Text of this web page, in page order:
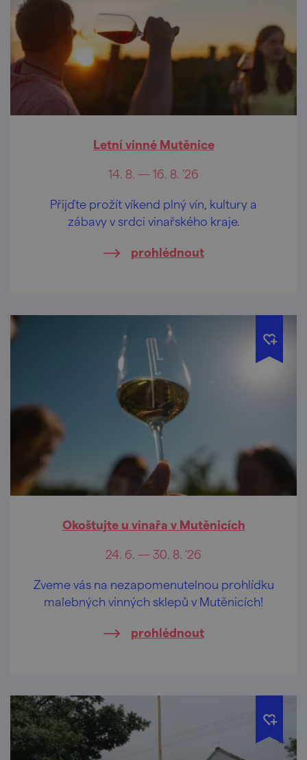
Letní vinné Mutěnice
14. 8. — 16. 8. '26
Přijďte prožít víkend plný vín, kultury a
zábavy v srdci vinařského kraje.
prohlédnout
Okoštujte u vinařa v Mutěnicích
24. 6. — 30. 8. '26
Zveme vás na nezapomenutelnou prohlídku
malebných vinných sklepů v Mutěnicích!
prohlédnout